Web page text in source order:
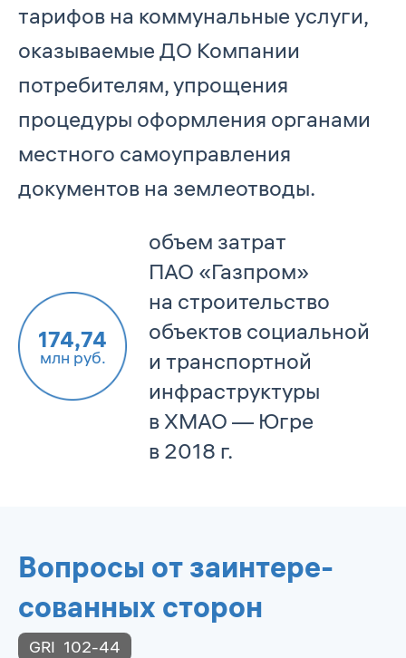
тарифов на коммунальные услуги,
оказываемые ДО Компании
потребителям, упрощения
процедуры оформления органами
местного самоуправления
документов на землеотводы.
174,74
млн руб.
объем затрат
ПАО «Газпром»
на строительство
объектов социальной
и транспортной
инфраструктуры
в ХМАО — Югре
в 2018 г.
Вопросы от заинтере­
сованных сторон
GRI 102-44